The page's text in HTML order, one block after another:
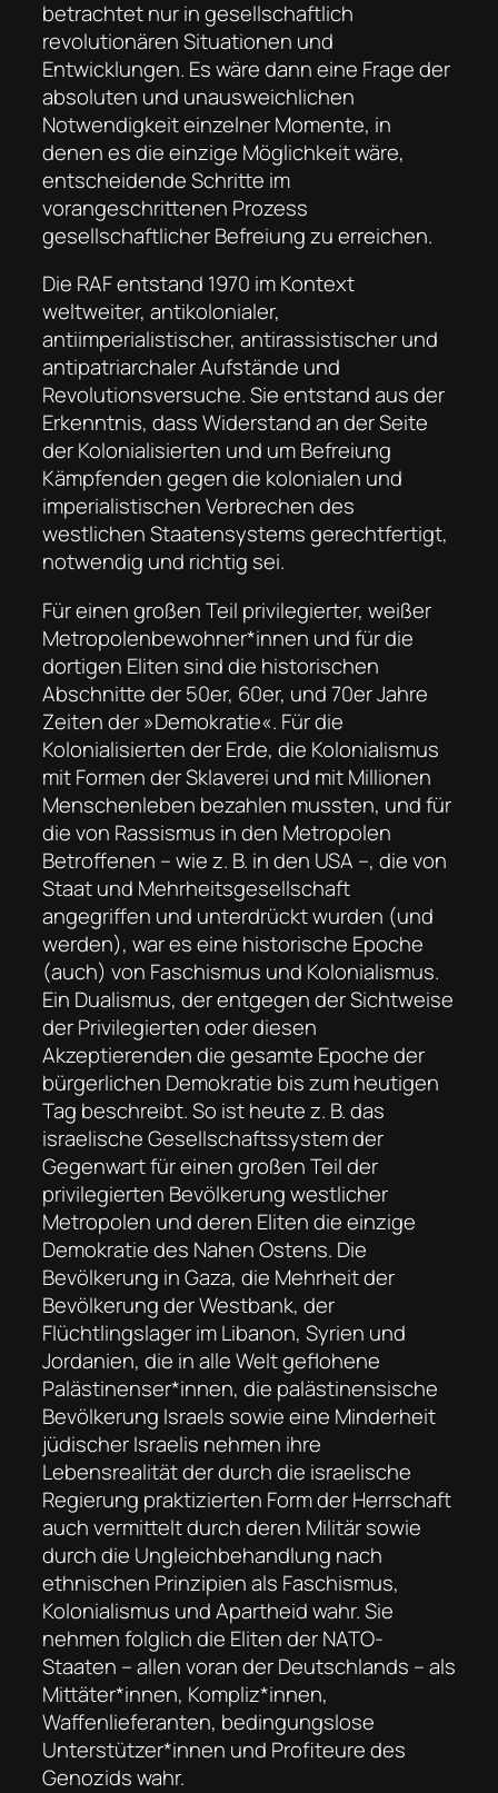
betrachtet nur in gesellschaftlich
revolutionären Situationen und
Entwicklungen. Es wäre dann eine Frage der
absoluten und unausweichlichen
Notwendigkeit einzelner Momente, in
denen es die einzige Möglichkeit wäre,
entscheidende Schritte im
vorangeschrittenen Prozess
gesellschaftlicher Befreiung zu erreichen.
Die RAF entstand 1970 im Kontext
weltweiter, antikolonialer,
antiimperialistischer, antirassistischer und
antipatriarchaler Aufstände und
Revolutionsversuche. Sie entstand aus der
Erkenntnis, dass Widerstand an der Seite
der Kolonialisierten und um Befreiung
Kämpfenden gegen die kolonialen und
imperialistischen Verbrechen des
westlichen Staatensystems gerechtfertigt,
notwendig und richtig sei.
Für einen großen Teil privilegierter, weißer
Metropolenbewohner*innen und für die
dortigen Eliten sind die historischen
Abschnitte der 50er, 60er, und 70er Jahre
Zeiten der »Demokratie«. Für die
Kolonialisierten der Erde, die Kolonialismus
mit Formen der Sklaverei und mit Millionen
Menschenleben bezahlen mussten, und für
die von Rassismus in den Metropolen
Betroffenen – wie z. B. in den USA –, die von
Staat und Mehrheitsgesellschaft
angegriffen und unterdrückt wurden (und
werden), war es eine historische Epoche
(auch) von Faschismus und Kolonialismus.
Ein Dualismus, der entgegen der Sichtweise
der Privilegierten oder diesen
Akzeptierenden die gesamte Epoche der
bürgerlichen Demokratie bis zum heutigen
Tag beschreibt. So ist heute z. B. das
israelische Gesellschaftssystem der
Gegenwart für einen großen Teil der
privilegierten Bevölkerung westlicher
Metropolen und deren Eliten die einzige
Demokratie des Nahen Ostens. Die
Bevölkerung in Gaza, die Mehrheit der
Bevölkerung der Westbank, der
Flüchtlingslager im Libanon, Syrien und
Jordanien, die in alle Welt geflohene
Palästinenser*innen, die palästinensische
Bevölkerung Israels sowie eine Minderheit
jüdischer Israelis nehmen ihre
Lebensrealität der durch die israelische
Regierung praktizierten Form der Herrschaft
auch vermittelt durch deren Militär sowie
durch die Ungleichbehandlung nach
ethnischen Prinzipien als Faschismus,
Kolonialismus und Apartheid wahr. Sie
nehmen folglich die Eliten der NATO-
Staaten – allen voran der Deutschlands – als
Mittäter*innen, Kompliz*innen,
Waffenlieferanten, bedingungslose
Unterstützer*innen und Profiteure des
Genozids wahr.